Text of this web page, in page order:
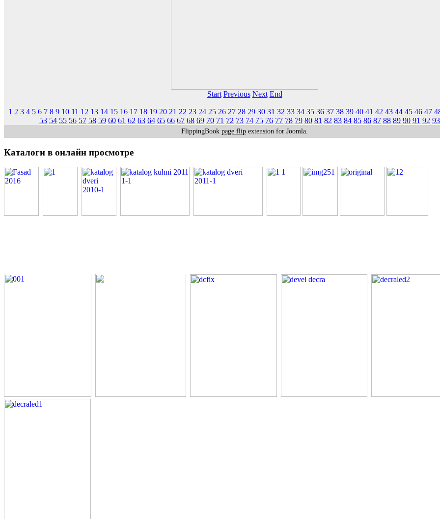
Start Previous Next End
1 2 3 4 5 6 7 8 9 10 11 12 13 14 15 16 17 18 19 20 21 22 23 24 25 26 27 28 29 30 31 32 33 34 35 36 37 38 39 40 41 42 43 44 45 46 47
53 54 55 56 57 58 59 60 61 62 63 64 65 66 67 68 69 70 71 72 73 74 75 76 77 78 79 80 81 82 83 84 85 86 87 88 89 90 91 92 93
FlippingBook page flip extension for Joomla.
Каталоги в онлайн просмотре